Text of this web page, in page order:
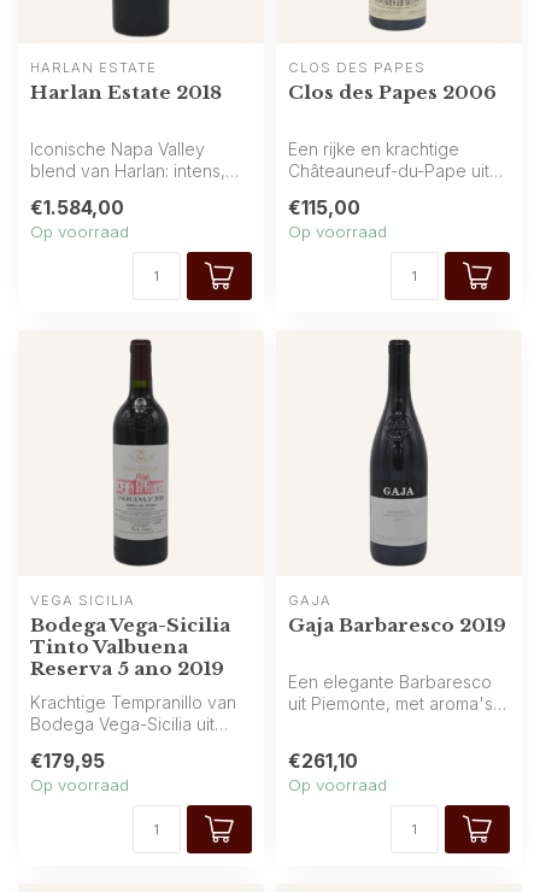
HARLAN ESTATE
Harlan Estate 2018
Iconische Napa Valley
blend van Harlan: intens,
cassi...
€1.584,00
Op voorraad
CLOS DES PAPES
Clos des Papes 2006
Een rijke en krachtige
Châteauneuf-du-Pape uit
die...
€115,00
Op voorraad
VEGA SICILIA
Bodega Vega-Sicilia
Tinto Valbuena
Reserva 5 ano 2019
Krachtige Tempranillo van
Bodega Vega-Sicilia uit
kruid...
€179,95
Op voorraad
GAJA
Gaja Barbaresco 2019
Een elegante Barbaresco
uit Piemonte, met aroma's
€261,10
Op voorraad